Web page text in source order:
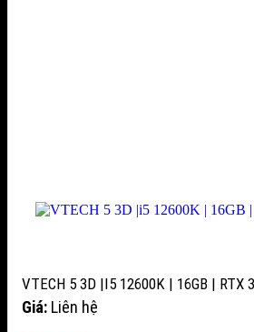
VTECH 5 3D |I5 12600K | 16GB | RTX
Giá: Liên hệ